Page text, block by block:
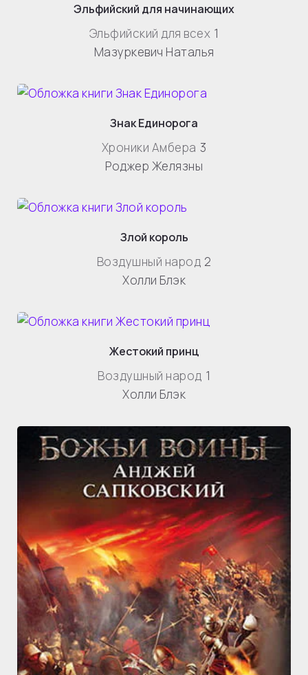
Эльфийский для начинающих
Эльфийский для всех 1
Мазуркевич Наталья
Знак Единорога
Хроники Амбера 3
Роджер Желязны
Злой король
Воздушный народ 2
Холли Блэк
Жестокий принц
Воздушный народ 1
Холли Блэк